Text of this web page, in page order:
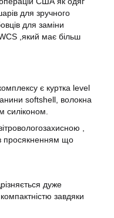
для зручного
для заміни
,який має більш
є куртка level
softshell, волокна
силіконом.
,
просякненням що
дуже
завдяки